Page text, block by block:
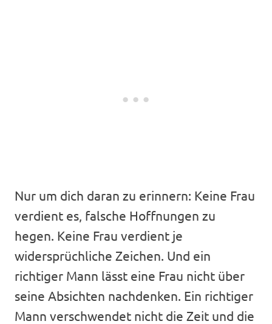
Nur um dich daran zu erinnern: Keine Frau
verdient es, falsche Hoffnungen zu
hegen. Keine Frau verdient je
widersprüchliche Zeichen. Und ein
richtiger Mann lässt eine Frau nicht über
seine Absichten nachdenken. Ein richtiger
Mann verschwendet nicht die Zeit und die